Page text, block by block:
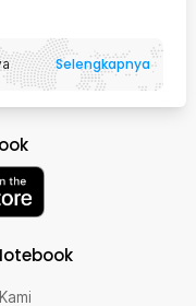
Selengkapnya